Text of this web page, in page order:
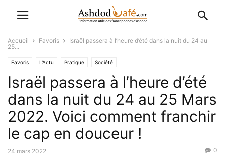
Accueil Favoris
Israël passera à l’heure d’été dans la nuit du 24 au
25...
Favoris L'Actu Pratique Société
Israël passera à l’heure d’été
dans la nuit du 24 au 25 Mars
2022. Voici comment franchir
le cap en douceur !
24 mars 2022 0